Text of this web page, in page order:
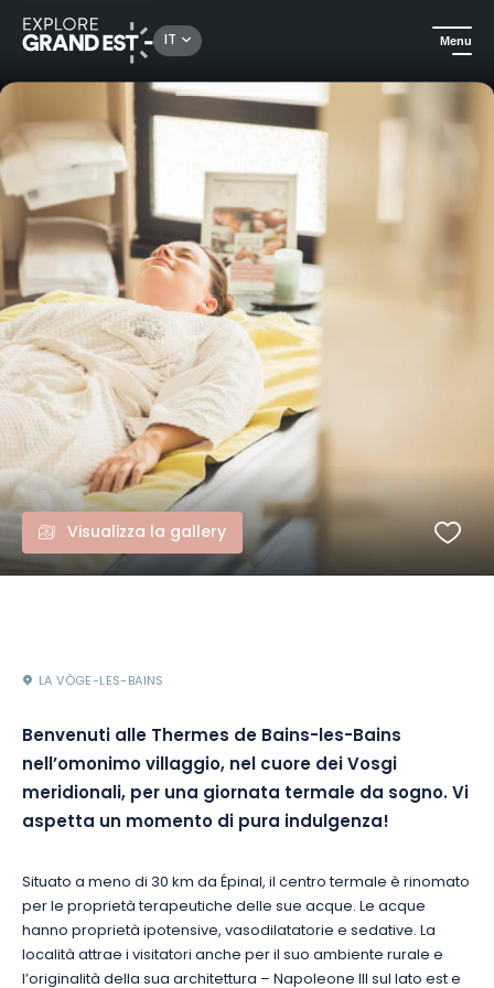
IT Menu
Benessere Giornata di piacere alle terme dei Bains-les-Bains
Visualizza la gallery
LA VÔGE-LES-BAINS
Benvenuti alle Thermes de Bains-les-Bains
nell’omonimo villaggio, nel cuore dei Vosgi
meridionali, per una giornata termale da sogno. Vi
aspetta un momento di pura indulgenza!
Situato a meno di 30 km da Épinal, il centro termale è rinomato
per le proprietà terapeutiche delle sue acque. Le acque
hanno proprietà ipotensive, vasodilatatorie e sedative. La
località attrae i visitatori anche per il suo ambiente rurale e
l’originalità della sua architettura – Napoleone III sul lato est e